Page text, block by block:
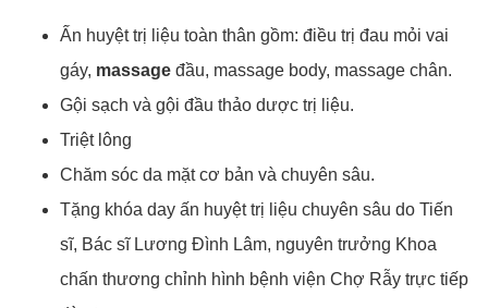
Ấn huyệt trị liệu toàn thân gồm: điều trị đau mỏi vai
gáy, massage đầu, massage body, massage chân.
Gội sạch và gội đầu thảo dược trị liệu.
Triệt lông
Chăm sóc da mặt cơ bản và chuyên sâu.
Tặng khóa day ấn huyệt trị liệu chuyên sâu do Tiến
sĩ, Bác sĩ Lương Đình Lâm, nguyên trưởng Khoa
chấn thương chỉnh hình bệnh viện Chợ Rẫy trực tiếp